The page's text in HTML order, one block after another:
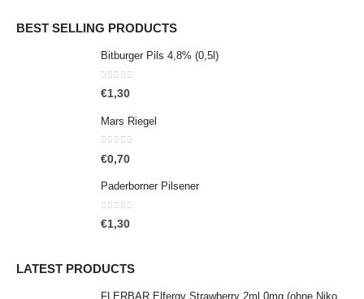
BEST SELLING PRODUCTS
Bitburger Pils 4,8% (0,5l)
0 out of 5
€1,30
Mars Riegel
0 out of 5
€0,70
Paderborner Pilsener
0 out of 5
€1,30
LATEST PRODUCTS